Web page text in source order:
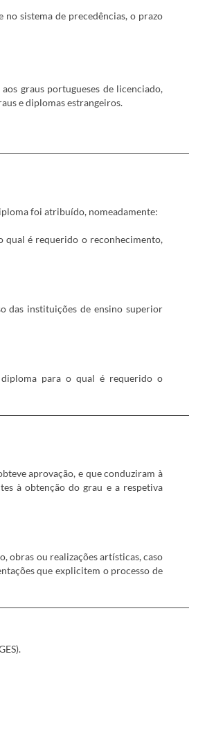
sistema de precedências, o prazo
graus portugueses de licenciado,
e diplomas estrangeiros.
foi atribuído, nomeadamente:
é requerido o reconhecimento,
das instituições de ensino superior
para o qual é requerido o
aprovação, e que conduziram à
à obtenção do grau e a respetiva
obras ou realizações artísticas, caso
que explicitem o processo de